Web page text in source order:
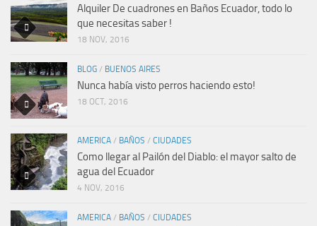
Alquiler De cuadrones en Baños Ecuador, todo lo
que necesitas saber !
18 NOV, 2016
BLOG / BUENOS AIRES
Nunca había visto perros haciendo esto!
18 OCT, 2016
AMERICA / BAÑOS / CIUDADES
Como llegar al Pailón del Diablo: el mayor salto de
agua del Ecuador
4 NOV, 2016
AMERICA / BAÑOS / CIUDADES